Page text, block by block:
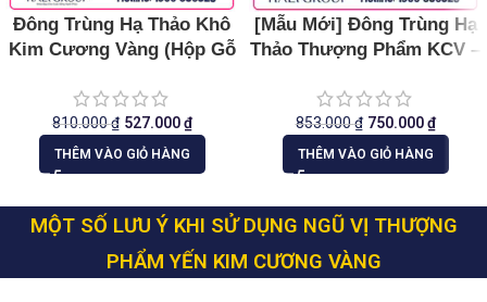
Đông Trùng Hạ Thảo Khô
Kim Cương Vàng (Hộp Gỗ
810.000₫ 527.000₫
THÊM VÀO GIỎ HÀNG
[Mẫu Mới] Đông Trùng Hạ
Thảo Thượng Phẩm KCV –
853.000₫ 750.000₫
THÊM VÀO GIỎ HÀNG
MỘT SỐ LƯU Ý KHI SỬ DỤNG NGŨ VỊ THƯỢNG
PHẨM YẾN KIM CƯƠNG VÀNG